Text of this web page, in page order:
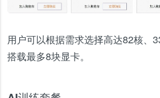
用户可以根据需求选择高达82核、
搭载最多8块显卡。